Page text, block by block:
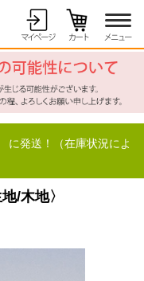
に発送！（在庫状況によ
/木地〉